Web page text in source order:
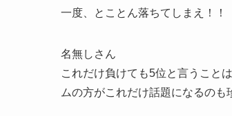
一度、とことん落ちてしまえ！！
名無しさん
これだけ負けても5位と言うこと
ムの方がこれだけ話題になるのも